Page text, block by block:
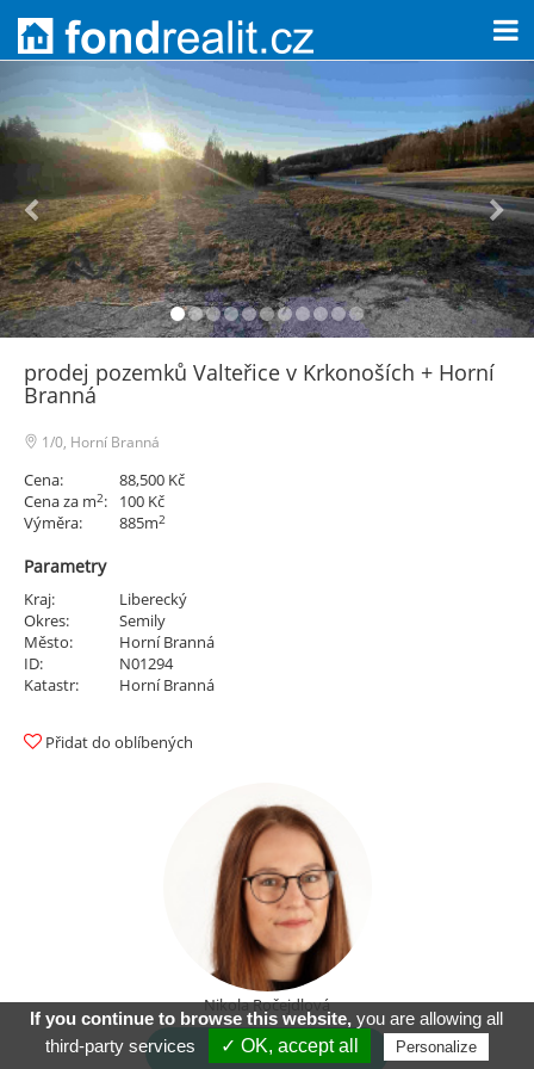
prodej pozemků Valteřice v Krkonoších + Horní
Branná
1/0, Horní Branná
Cena:
88,500 Kč
Cena za m2:
100 Kč
Výměra:
885m2
Parametry
Kraj:
Liberecký
Okres:
Semily
Město:
Horní Branná
ID:
N01294
Katastr:
Horní Branná
Přidat do oblíbených
Nikola Ročejdlová
Kontakt
If you continue to browse this website, you are allowing all
third-party services
✓ OK, accept all Personalize